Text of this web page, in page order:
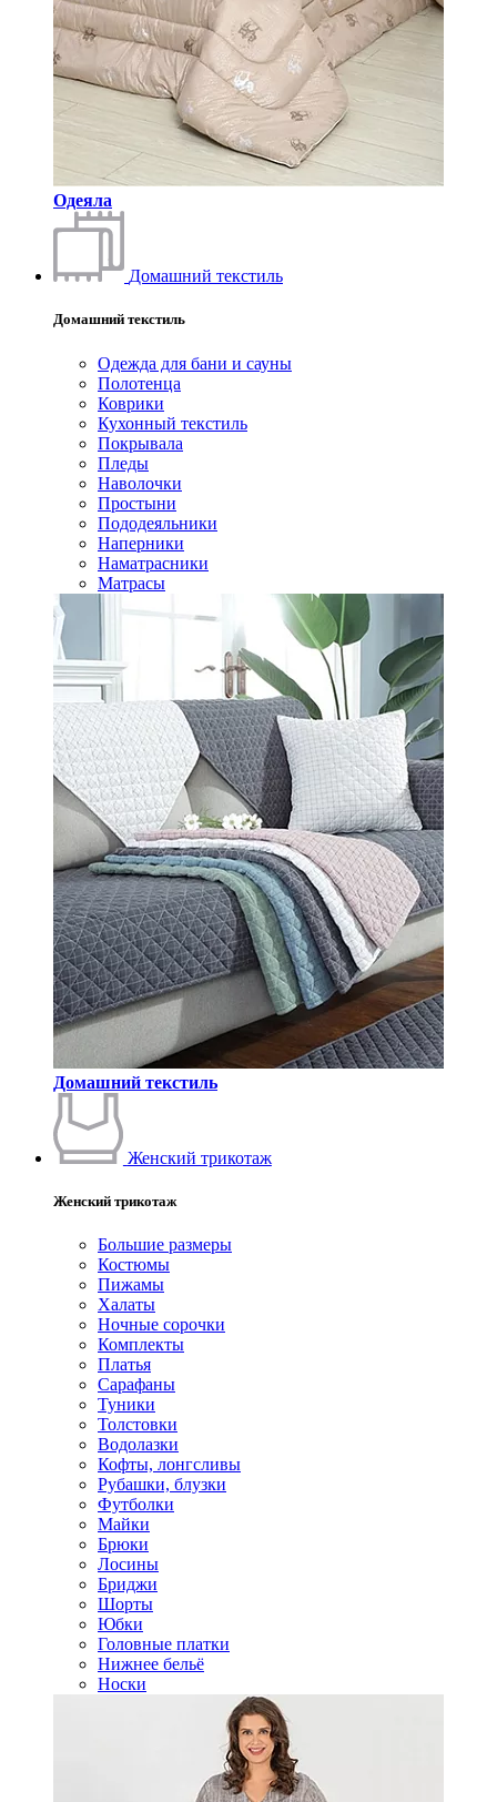
Одеяла
Домашний текстиль
Домашний текстиль
Одежда для бани и сауны
Полотенца
Коврики
Кухонный текстиль
Покрывала
Пледы
Наволочки
Простыни
Пододеяльники
Наперники
Наматрасники
Матрасы
Домашний текстиль
Женский трикотаж
Женский трикотаж
Большие размеры
Костюмы
Пижамы
Халаты
Ночные сорочки
Комплекты
Платья
Сарафаны
Туники
Толстовки
Водолазки
Кофты, лонгсливы
Рубашки, блузки
Футболки
Майки
Брюки
Лосины
Бриджи
Шорты
Юбки
Головные платки
Нижнее бельё
Носки